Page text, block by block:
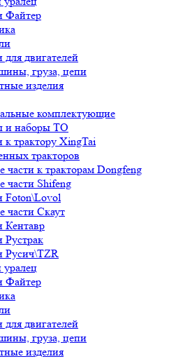
Файтер
для двигателей
груза, цепи
изделия
комплектующие
и наборы ТО
к трактору XingTai
тракторов
части к тракторам Dongfeng
части Shifeng
Foton\Lovol
части Скаут
Кентавр
Рустрак
Русич\TZR
уралец
Файтер
для двигателей
груза, цепи
изделия